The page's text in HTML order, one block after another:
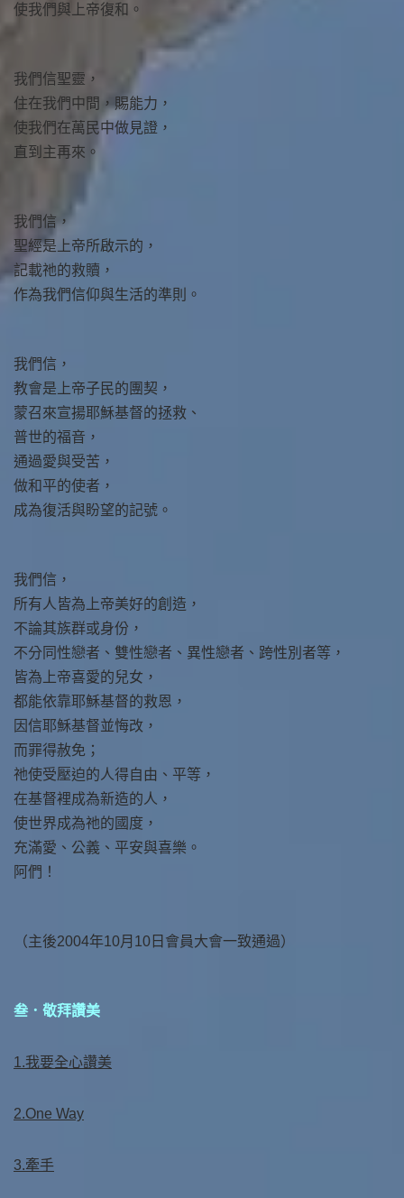
使我們與上帝復和。
我們信聖靈，
住在我們中間，賜能力，
使我們在萬民中做見證，
直到主再來。
我們信，
聖經是上帝所啟示的，
記載祂的救贖，
作為我們信仰與生活的準則。
我們信，
教會是上帝子民的團契，
蒙召來宣揚耶穌基督的拯救、
普世的福音，
通過愛與受苦，
做和平的使者，
成為復活與盼望的記號。
我們信，
所有人皆為上帝美好的創造，
不論其族群或身份，
不分同性戀者、雙性戀者、異性戀者、跨性別者等，
皆為上帝喜愛的兒女，
都能依靠耶穌基督的救恩，
因信耶穌基督並悔改，
而罪得赦免；
祂使受壓迫的人得自由、平等，
在基督裡成為新造的人，
使世界成為祂的國度，
充滿愛、公義、平安與喜樂。
阿們！
（主後2004年10月10日會員大會一致通過）
叁．敬拜讚美
1.我要全心讚美
2.One Way
3.牽手